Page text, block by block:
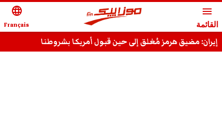
menu
القائمة
language
Français
إيران: مضيق هرمز مُغلق إلى حين قبول أمريكا بشروطنا